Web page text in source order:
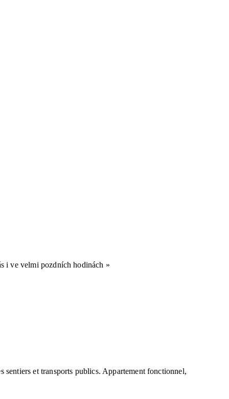
i ve velmi pozdních hodinách »
sentiers et transports publics. Appartement fonctionnel,